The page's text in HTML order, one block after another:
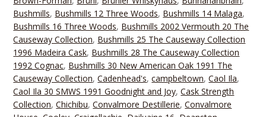
Bushmills, Bushmills 12 Three Woods, Bushmills 14 Malaga,
Bushmills 16 Three Woods, Bushmills 2002 Vermouth 20 The
Causeway Collection, Bushmills 25 The Causeway Collection
1996 Madeira Cask, Bushmills 28 The Causeway Collection
1992 Cognac, Bushmills 30 New American Oak 1991 The
Causeway Collection,Cadenhead's,campbeltown,Caol Ila,
Caol Ila 30 SMWS 1991 Goodnight and Joy,Cask Strength
Collection,Chichibu,Convalmore Destillerie,Convalmore